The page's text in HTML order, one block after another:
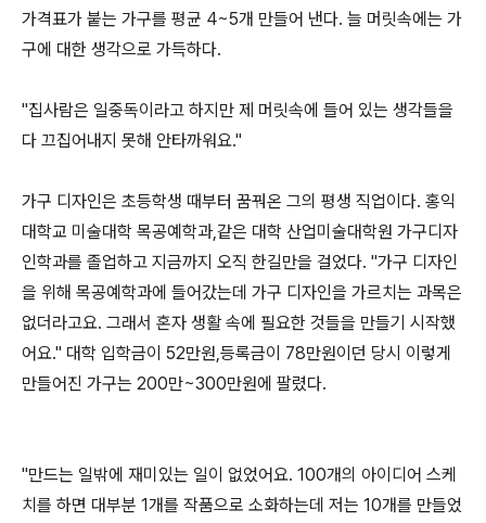
가격표가 붙는 가구를 평균 4~5개 만들어 낸다. 늘 머릿속에는 가
구에 대한 생각으로 가득하다.
"집사람은 일중독이라고 하지만 제 머릿속에 들어 있는 생각들을
다 끄집어내지 못해 안타까워요."
가구 디자인은 초등학생 때부터 꿈꿔온 그의 평생 직업이다. 홍익
대학교 미술대학 목공예학과,같은 대학 산업미술대학원 가구디자
인학과를 졸업하고 지금까지 오직 한길만을 걸었다. "가구 디자인
을 위해 목공예학과에 들어갔는데 가구 디자인을 가르치는 과목은
없더라고요. 그래서 혼자 생활 속에 필요한 것들을 만들기 시작했
어요." 대학 입학금이 52만원,등록금이 78만원이던 당시 이렇게
만들어진 가구는 200만~300만원에 팔렸다.
"만드는 일밖에 재미있는 일이 없었어요. 100개의 아이디어 스케
치를 하면 대부분 1개를 작품으로 소화하는데 저는 10개를 만들었